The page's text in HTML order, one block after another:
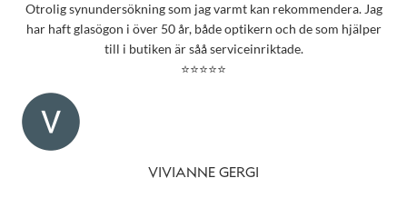
Otrolig synundersökning som jag varmt kan rekommendera. Jag
har haft glasögon i över 50 år, både optikern och de som hjälper
till i butiken är såå serviceinriktade.
⭐⭐⭐⭐⭐
VIVIANNE GERGI